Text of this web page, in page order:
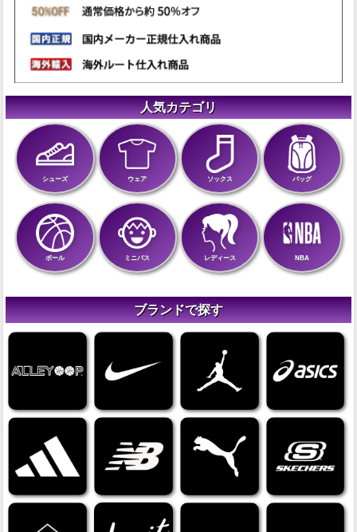
人気カテゴリ
シューズ ウェア ソックス バッグ
ボール ミニバス レディース NBA
ブランドで探す